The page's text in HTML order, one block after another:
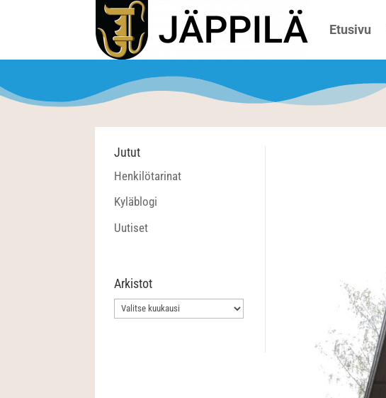
Etusivu
Jutut
Henkilötarinat
Kyläblogi
Uutiset
Arkistot
Arkistot